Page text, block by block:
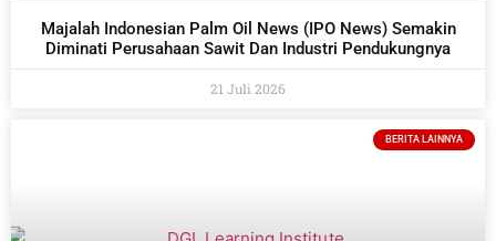
Majalah Indonesian Palm Oil News (IPO News) Semakin
Diminati Perusahaan Sawit Dan Industri Pendukungnya
21 Juli 2026
BERITA LAINNYA